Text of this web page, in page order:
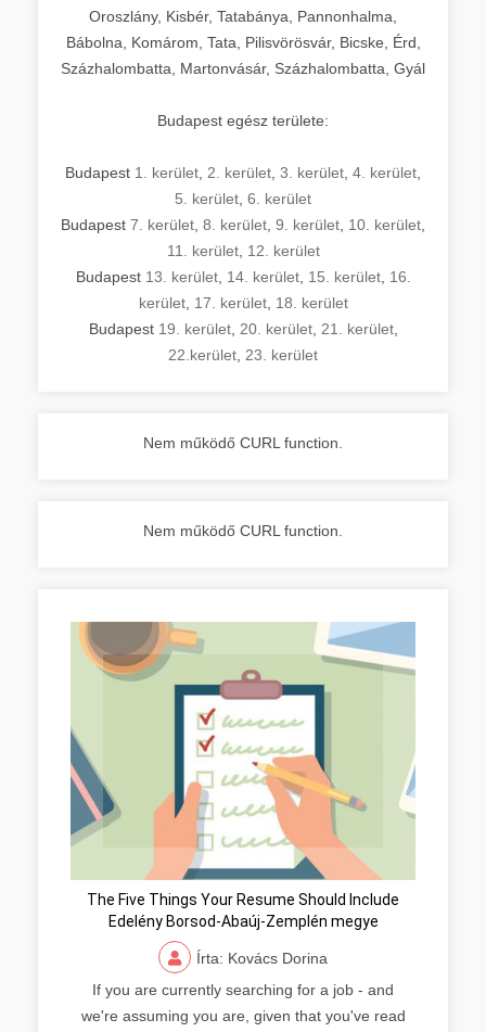
Oroszlány, Kisbér, Tatabánya, Pannonhalma,
Bábolna, Komárom, Tata, Pilisvörösvár, Bicske, Érd,
Százhalombatta, Martonvásár, Százhalombatta, Gyál
Budapest egész területe:
Budapest 1. kerület 2. kerület 3. kerület 4. kerület
5. kerület 6. kerület
Budapest 7. kerület 8. kerület 9. kerület 10. kerület
11. kerület, 12. kerület
Budapest 13. kerület, 14. kerület, 15. kerület, 16.
kerület, 17. kerület, 18. kerület
Budapest 19. kerület, 20. kerület, 21. kerület,
22.kerület 23. kerület
Nem működő CURL function.
Nem működő CURL function.
The Five Things Your Resume Should Include
Edelény Borsod-Abaúj-Zemplén megye
Írta: Kovács Dorina
If you are currently searching for a job - and
we're assuming you are, given that you've read